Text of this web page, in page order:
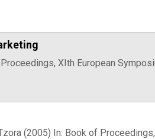
XIth European
(2005) In: Book of